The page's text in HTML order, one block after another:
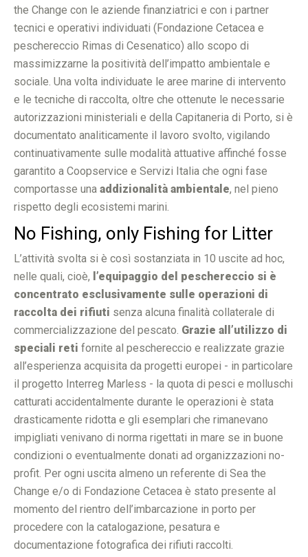
the Change con le aziende finanziatrici e con i partner
tecnici e operativi individuati (Fondazione Cetacea e
peschereccio Rimas di Cesenatico) allo scopo di
massimizzarne la positività dell’impatto ambientale e
sociale. Una volta individuate le aree marine di intervento
e le tecniche di raccolta, oltre che ottenute le necessarie
autorizzazioni ministeriali e della Capitaneria di Porto, si è
documentato analiticamente il lavoro svolto, vigilando
continuativamente sulle modalità attuative affinché fosse
garantito a Coopservice e Servizi Italia che ogni fase
comportasse una addizionalità ambientale, nel pieno
rispetto degli ecosistemi marini.
No Fishing, only Fishing for Litter
L’attività svolta si è così sostanziata in 10 uscite ad hoc,
nelle quali, cioè, l’equipaggio del peschereccio si è
concentrato esclusivamente sulle operazioni di
raccolta dei rifiuti senza alcuna finalità collaterale di
commercializzazione del pescato. Grazie all’utilizzo di
speciali reti fornite al peschereccio e realizzate grazie
all’esperienza acquisita da progetti europei - in particolare
il progetto Interreg Marless - la quota di pesci e molluschi
catturati accidentalmente durante le operazioni è stata
drasticamente ridotta e gli esemplari che rimanevano
impigliati venivano di norma rigettati in mare se in buone
condizioni o eventualmente donati ad organizzazioni no-
profit. Per ogni uscita almeno un referente di Sea the
Change e/o di Fondazione Cetacea è stato presente al
momento del rientro dell’imbarcazione in porto per
procedere con la catalogazione, pesatura e
documentazione fotografica dei rifiuti raccolti.